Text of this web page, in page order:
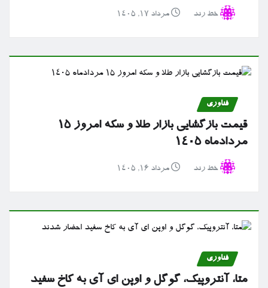
خط رند مرداد ۱۷, ۱۴۰۵
فناوری
قیمت بازگشایی بازار طلا و سکه امروز ۱۵
مردادماه ۱۴۰۵
خط رند مرداد ۱۶, ۱۴۰۵
فناوری
متا، آنتروپیک، گوگل و اوپن ای آی به کاخ سفید